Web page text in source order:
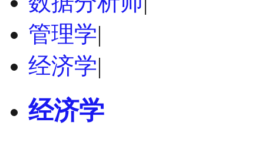
管理学|
经济学|
经济学